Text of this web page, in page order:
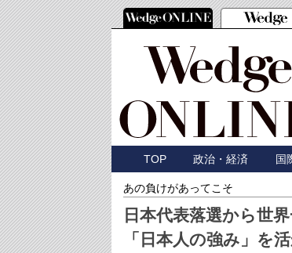
TOP 政治・経済 国
あの負けがあってこそ
日本代表落選から世
「日本人の強み」を